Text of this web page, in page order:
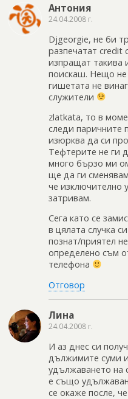
Антония
24.04.2008 г.
Djgeorgie, не би
разпечатат credit
изпращат такива
поискаш. Нещо не
гишетата не
служители
zlatkata, то в
следи паричните
изюрква да си
Тефтерите не ги
много бързо ми
ще да ги
че изключително
затривам.
Сега като се
в цялата случка
познат/приятел
определено съм
телефона
Отговор
Лина
24.04.2008 г.
И аз днес си
дължимите суми
удължаването на
е също
се окаже после,